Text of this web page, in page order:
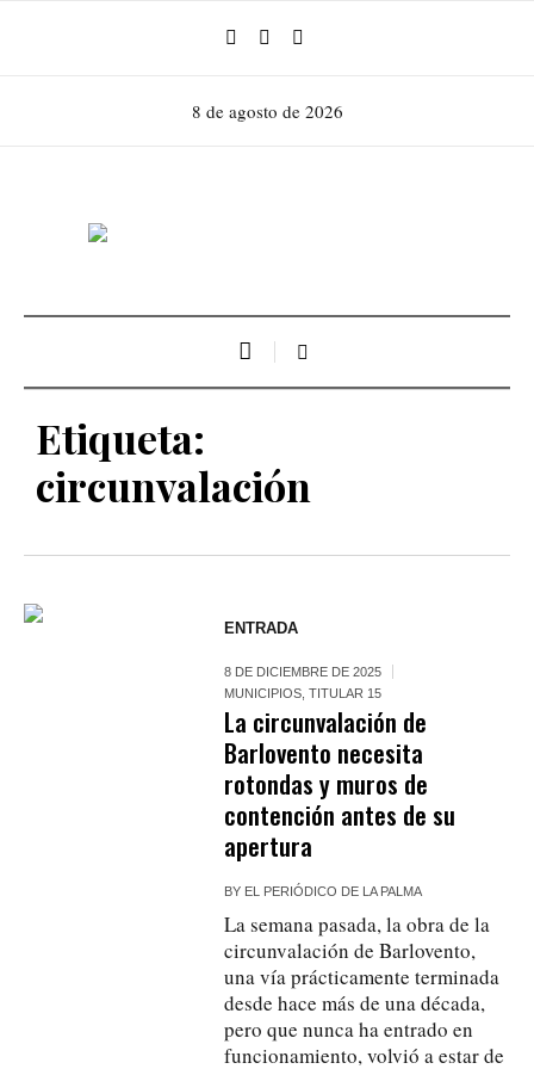
8 de agosto de 2026
Etiqueta:
circunvalación
ENTRADA
8 DE DICIEMBRE DE 2025
MUNICIPIOS ,TITULAR 15
La circunvalación de
Barlovento necesita
rotondas y muros de
contención antes de su
apertura
BY EL PERIÓDICO DE LA PALMA
La semana pasada, la obra de la
circunvalación de Barlovento,
una vía prácticamente terminada
desde hace más de una década,
pero que nunca ha entrado en
funcionamiento, volvió a estar de